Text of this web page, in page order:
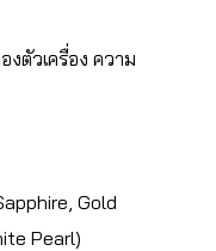
ตัวเครื่อง ความ
Gold
Pearl)